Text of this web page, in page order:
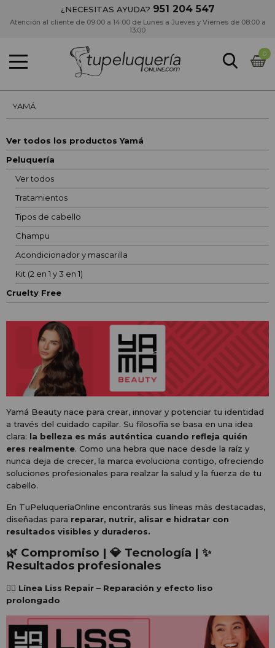
¿NECESITAS AYUDA? 951 204 547
Atención al cliente de 09:00 a 14:00 de Lunes a Jueves y Viernes de 08:00 a
13:00
0
YAMÁ
Ver todos los productos Yamá
Peluquería
Ver todos
Tratamientos
Tipos de cabello
Champu
Acondicionador y mascarilla
Kit (2 en 1 y 3 en 1)
Cruelty Free
Yamá Beauty nace para crear, innovar y potenciar tu identidad
a través del cuidado capilar. Su filosofía se basa en una idea
clara: la belleza es más auténtica cuando refleja quién
eres realmente. Como una hebra que nace desde la raíz y
nunca deja de crecer, la marca evoluciona contigo, ofreciendo
soluciones profesionales para realzar la salud y la fuerza de tu
cabello.
En TuPeluqueríaOnline encontrarás sus líneas más destacadas,
diseñadas para reparar, nutrir, alisar e hidratar con
resultados visibles y duraderos.
🌿 Compromiso | 💎 Tecnología | ✨
Resultados profesionales
💆‍♀️ Línea Liss Repair – Reparación y efecto liso
prolongado